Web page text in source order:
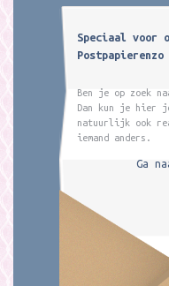
Speciaal voor
Ben je op zoek
Dan kun je hier
natuurlijk ook
iemand anders.
Ga